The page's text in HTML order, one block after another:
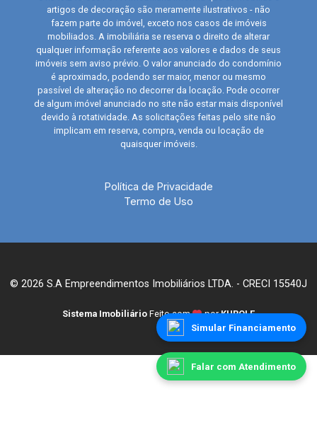
artigos de decoração são meramente ilustrativos - não
fazem parte do imóvel, exceto nos casos de imóveis
mobiliados. A imobiliária se reserva o direito de alterar
qualquer informação referente aos valores e dados de seus
imóveis sem aviso prévio. O valor anunciado do condomínio
é aproximado, podendo ser maior, menor ou mesmo
passível de alteração no decorrer da locação. Pode ocorrer
de algum imóvel anunciado no site não estar mais disponível
devido à rotatividade. As solicitações feitas pelo site não
implicam em reserva, compra, venda ou locação de
quaisquer imóveis.
Política de Privacidade
Termo de Uso
© 2026 S.A Empreendimentos Imobiliários LTDA. - CRECI 15540J
Sistema Imobiliário Feito com porKUROLE
Falar com Atendimento
Simular Financiamento